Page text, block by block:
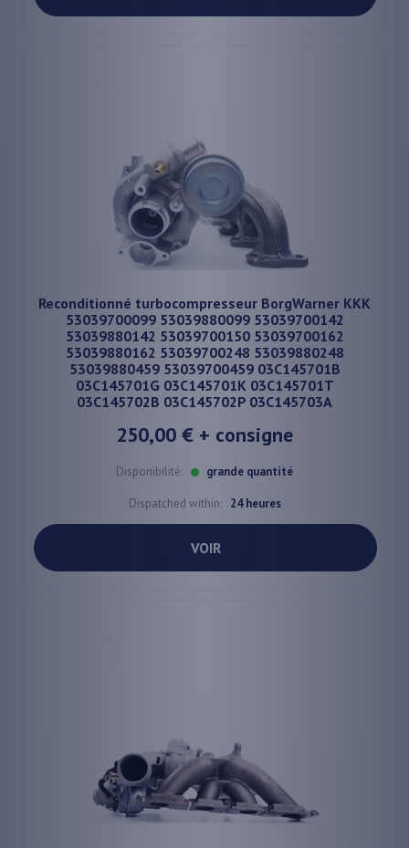
Reconditionné turbocompresseur BorgWarner KKK
53039700099 53039880099 53039700142
53039880142 53039700150 53039700162
53039880162 53039700248 53039880248
53039880459 53039700459 03C145701B
03C145701G 03C145701K 03C145701T
03C145702B 03C145702P 03C145703A
250,00 € + consigne
Disponibilité: grande quantité
Dispatched within: 24 heures
VOIR